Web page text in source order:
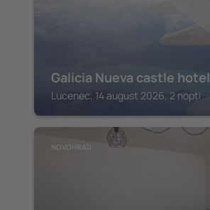
Galicia Nueva castle hotel
Lucenec, 14 august 2026, 2 nopți
NOVOHRAD